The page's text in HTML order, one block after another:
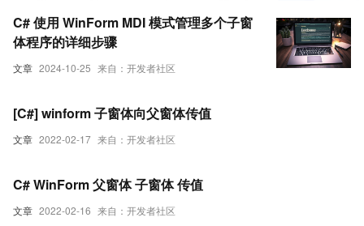
文章 2024-10-25 来自：开发者社区
C# 使用 WinForm MDI 模式管理多个子窗
体程序的详细步骤
文章 2022-02-17 来自：开发者社区
[C#] winform 子窗体向父窗体传值
文章 2022-02-16 来自：开发者社区
C# WinForm 父窗体 子窗体 传值